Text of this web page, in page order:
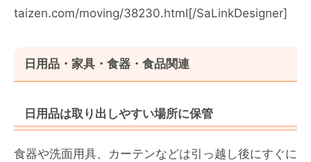
taizen.com/moving/38230.html[/SaLinkDesigner]
日用品・家具・食器・食品関連
日用品は取り出しやすい場所に保管
食器や洗面用具、カーテンなどは引っ越し後にすぐに